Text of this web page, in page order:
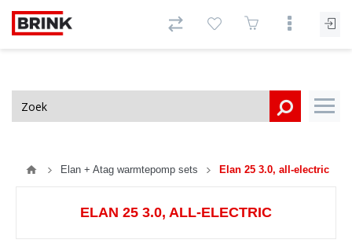
Elan + Atag warmtepomp sets Elan 25 3.0, all-electric
ELAN 25 3.0, ALL-ELECTRIC